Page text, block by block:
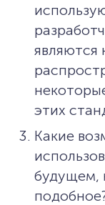
являются
этих
Какие
будущем,